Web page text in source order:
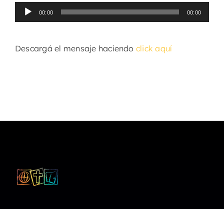
Reproductor
de
00:00 00:00
Descargá el mensaje haciendo click aquí